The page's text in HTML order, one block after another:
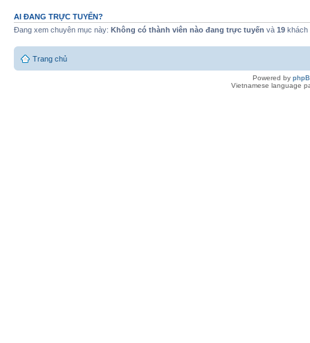
AI ĐANG TRỰC TUYẾN?
Đang xem chuyên mục này: Không có thành viên nào đang trực tuyến và 19 khách
Trang chủ
Powered by
Vietnamese language